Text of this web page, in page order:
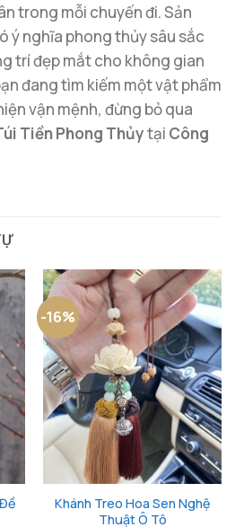
trong mỗi chuyến đi. Sản
ý nghĩa phong thủy sâu sắc
trí đẹp mắt cho không gian
đang tìm kiếm một vật phẩm
vận mệnh, đừng bỏ qua
Tiền Phong Thủytại Công
-16%
Khánh Treo Hoa Sen Nghệ
Thuật Ô Tô